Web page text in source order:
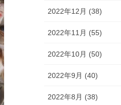
2022年12月 (38)
2022年11月 (55)
2022年10月 (50)
2022年9月 (40)
2022年8月 (38)